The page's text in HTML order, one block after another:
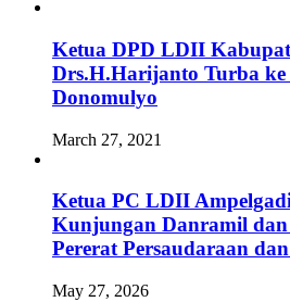
Ketua DPD LDII
Drs.H.Harijanto Turba
Donomulyo
March 27, 2021
Ketua PC LDII
Kunjungan Danramil
Pererat Persaudaraan
May 27, 2026